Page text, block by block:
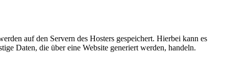
auf den Servern des Hosters gespeichert. Hierbei kann es
Daten, die über eine Website generiert werden, handeln.